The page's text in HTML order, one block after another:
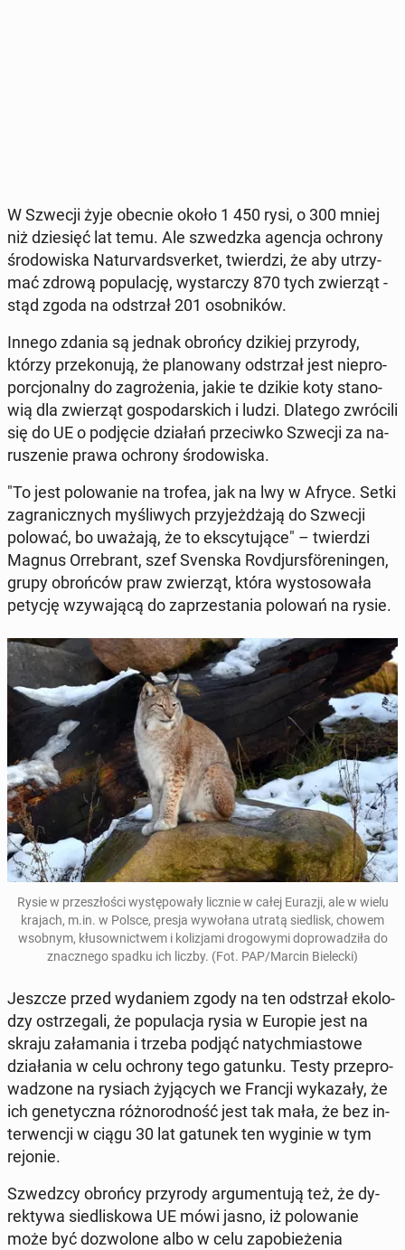
W Szwecji żyje obecnie około 1 450 rysi, o 300 mniej
niż dzie­sięć lat temu. Ale szwedz­ka agencja ochrony
śro­do­wi­ska Na­tu­rvard­sver­ket, twier­dzi, że aby utrzy­
mać zdrową po­pu­la­cję, wy­star­czy 870 tych zwie­rząt -
stąd zgoda na od­strzał 201 osob­ni­ków.
Innego zdania są jednak obrońcy dzikiej przy­ro­dy,
którzy prze­ko­nu­ją, że pla­no­wa­ny od­strzał jest nie­pro­
por­cjo­nal­ny do za­gro­że­nia, jakie te dzikie koty sta­no­
wią dla zwie­rząt go­spo­dar­skich i ludzi. Dlatego zwró­ci­li
się do UE o pod­ję­cie działań prze­ciw­ko Szwecji za na­
ru­sze­nie prawa ochrony śro­do­wi­ska.
"To jest po­lo­wa­nie na trofea, jak na lwy w Afryce. Setki
za­gra­nicz­nych my­śli­wych przy­jeż­dża­ją do Szwecji
polować, bo uważają, że to eks­cy­tu­ją­ce" – twier­dzi
Magnus Or­re­brant, szef Svenska Ro­vdjurs­före­nin­gen,
grupy obroń­ców praw zwie­rząt, która wy­sto­so­wa­ła
petycję wzy­wa­ją­cą do za­prze­sta­nia polowań na rysie.
Rysie w prze­szło­ści wy­stę­po­wa­ły licznie w całej Eurazji, ale w wielu
krajach, m.in. w Polsce, presja wy­wo­ła­na utratą sie­dlisk, chowem
wsobnym, kłu­sow­nic­twem i ko­li­zja­mi dro­go­wy­mi do­pro­wa­dzi­ła do
znacz­ne­go spadku ich liczby. (Fot. PAP/Marcin Bie­lec­ki)
Jeszcze przed wy­da­niem zgody na ten od­strzał eko­lo­
dzy ostrze­ga­li, że po­pu­la­cja rysia w Europie jest na
skraju za­ła­ma­nia i trzeba podjąć na­tych­mia­sto­we
dzia­ła­nia w celu ochrony tego gatunku. Testy prze­pro­
wa­dzo­ne na rysiach ży­ją­cych we Francji wy­ka­za­ły, że
ich ge­ne­tycz­na róż­no­rod­ność jest tak mała, że bez in­
ter­wen­cji w ciągu 30 lat gatunek ten wyginie w tym
rejonie.
Szwedz­cy obrońcy przy­ro­dy ar­gu­men­tu­ją też, że dy­
rek­ty­wa sie­dli­sko­wa UE mówi jasno, iż po­lo­wa­nie
może być do­zwo­lo­ne albo w celu za­po­bie­że­nia